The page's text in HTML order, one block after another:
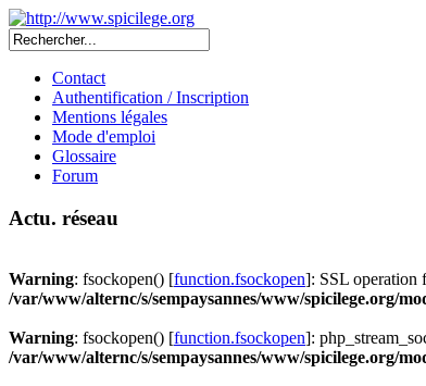
Contact
Authentification / Inscription
Mentions légales
Mode d'emploi
Glossaire
Forum
Actu. réseau
Warning: fsockopen() [function.fsockopen]: SSL operation
/var/www/alternc/s/sempaysannes/www/spicilege.org/
Warning: fsockopen() [function.fsockopen]:
/var/www/alternc/s/sempaysannes/www/spicilege.org/